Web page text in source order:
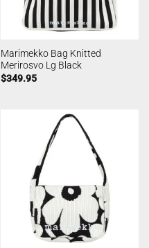
Marimekko Bag Knitted
Merirosvo Lg Black
$349.95